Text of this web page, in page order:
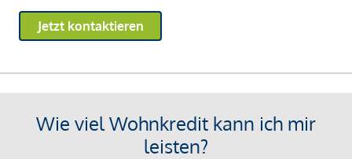
Jetzt kontaktieren
Wie viel Wohnkredit kann ich mir
leisten?